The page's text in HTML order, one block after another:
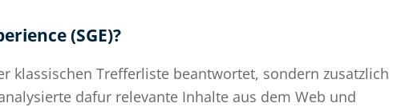
(SGE)?
klassischen Trefferliste beantwortet, sondern zusatzlich
dafur relevante Inhalte aus dem Web und